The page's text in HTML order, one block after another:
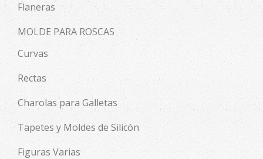
Flaneras
MOLDE PARA ROSCAS
Curvas
Rectas
Charolas para Galletas
Tapetes y Moldes de Silicón
Figuras Varias